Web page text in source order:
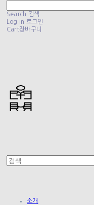
Search 검색
Log In 로그인
Cart장바구니
소개